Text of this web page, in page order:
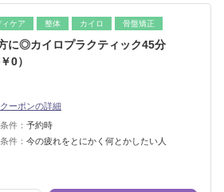
ィケア 整体 カイロ 骨盤矯正
に◎カイロプラクティック45分
0）
ーポンの詳細
件： 予約時
件： 今の疲れをとにかく何とかしたい人